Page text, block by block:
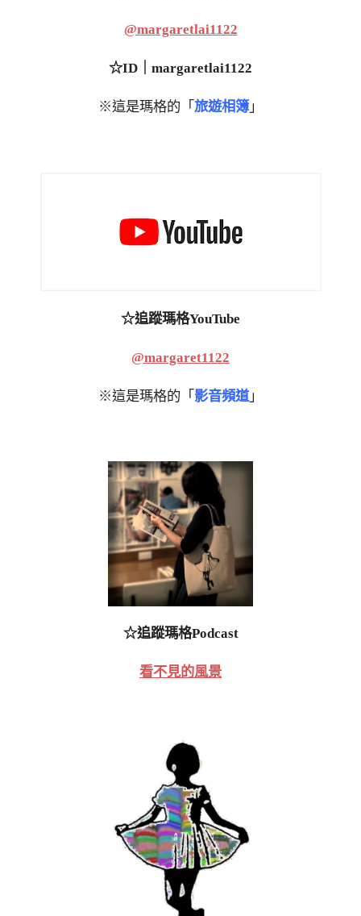
@margaretlai1122
☆ID｜margaretlai1122
※這是瑪格的「 旅遊相簿 」
☆追蹤瑪格YouTube
@margaret1122
※這是瑪格的「 影音頻道 」
☆追蹤瑪格Podcast
看不見的風景